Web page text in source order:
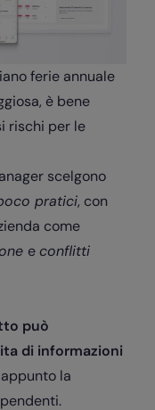
ferie annuale
è bene
rischi per le
scelgono
pratici, con
come
econflitti
può
di informazioni
la